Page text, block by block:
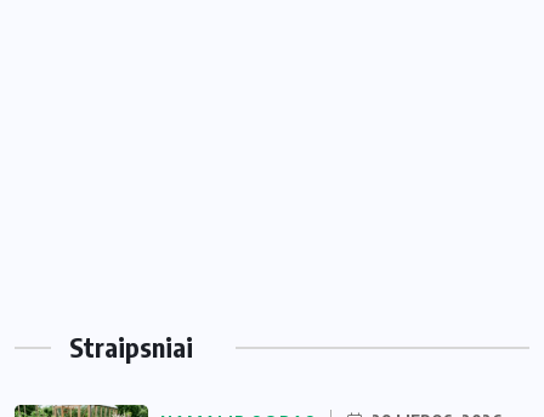
Straipsniai